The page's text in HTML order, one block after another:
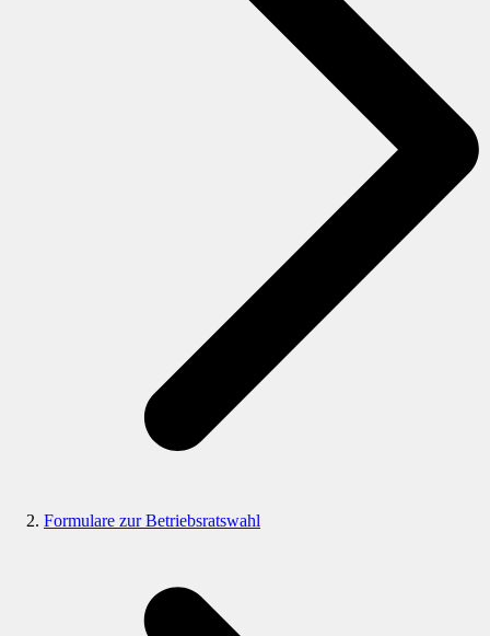
Formulare zur Betriebsratswahl